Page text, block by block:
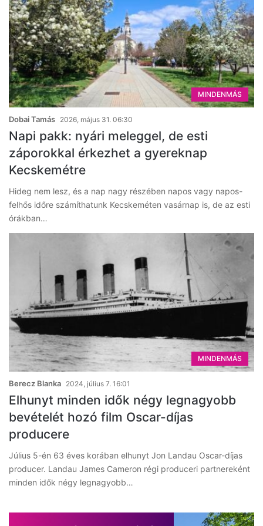
MINDENMÁS
Dobai Tamás 2026, május 31. 06:30
Napi pakk: nyári meleggel, de esti
záporokkal érkezhet a gyereknap
Kecskemétre
Hideg nem lesz, és a nap nagy részében napos vagy napos-
felhős időre számíthatunk Kecskeméten vasárnap is, de az esti
órákban…
MINDENMÁS
Berecz Blanka 2024, július 7. 16:01
Elhunyt minden idők négy legnagyobb
bevételét hozó film Oscar-díjas
producere
Július 5-én 63 éves korában elhunyt Jon Landau Oscar-díjas
producer. Landau James Cameron régi produceri partnereként
minden idők négy legnagyobb…